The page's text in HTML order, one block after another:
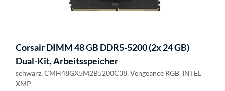
CorsairDIMM 48 GB DDR5-5200 (2x 24 GB)
Dual-Kit, Arbeitsspeicher
schwarz, CMH48GX5M2B5200C38, Vengeance RGB, INTEL
XMP